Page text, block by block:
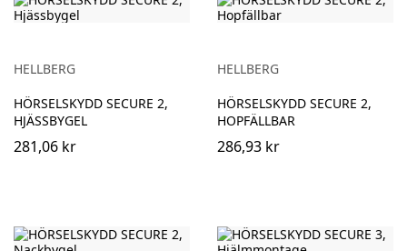
HELLBERG
HÖRSELSKYDD SECURE 2,
HJÄSSBYGEL
281,06 kr
HELLBERG
HÖRSELSKYDD SECURE 2,
HOPFÄLLBAR
286,93 kr